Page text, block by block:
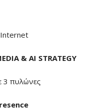
Internet
& AI STRATEGY
3 πυλώνες